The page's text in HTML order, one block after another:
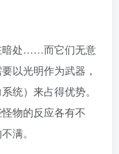
暗处……而它们无意
以光明作为武器，
统）来占得优势。
物的反应各有不
满。